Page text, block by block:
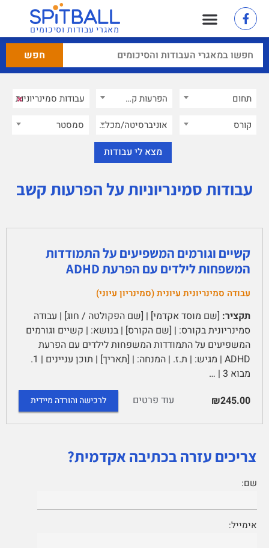
מאגרי עבודות וסיכומים
תחום הפרעות קשב ×
קורס אוניברסיטה/מכללה סמסטר
עבודות סמינריוניות על הפרעות קשב
קשיים וגורמים המשפיעים על התמודדות
המשפחות לילדים עם הפרעת ADHD
עבודה סמינריונית עיונית (סמינריון עיוני)
תקציר: [שם מוסד אקדמי] | [שם הפקולטה / חוג] | עבודה
סמינריונית בקורס: | [שם הקורס] | בנושא: | קשיים וגורמים
המשפיעים על התמודדות המשפחות לילדים עם הפרעת
ADHD | מגיש: | ת.ז. | המנחה: | [תאריך] | תוכן עניינים | 1.
מבוא 3 | …
₪245.00
עוד פרטים לרכישה והורדה מיידית
צריכים עזרה בכתיבה אקדמית?
שם:
אימייל: